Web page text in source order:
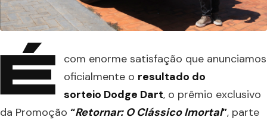
com enorme satisfação que anunciamos
oficialmente o resultado do
sorteio Dodge Dart, o prêmio exclusivo
da Promoção “Retornar: O Clássico Imortal”, parte